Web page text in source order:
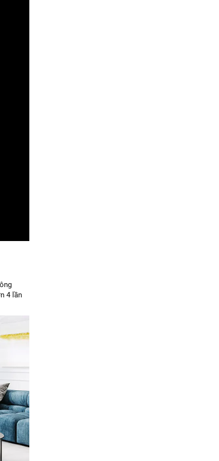
4 lần